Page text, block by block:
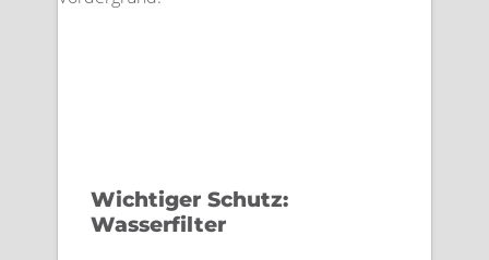
Wichtiger Schutz:
Wasserfilter